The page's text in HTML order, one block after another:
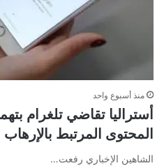
منذ أسبوع واحد
أستراليا تقاضي تلغرام
المحتوى المرتبط بالإرهاب
الشاهين الإخباري رفعت…